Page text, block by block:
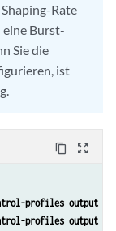
Rate
Burst-
Sie die
ist
content_copy zoom_out_map
profiles output
profiles output